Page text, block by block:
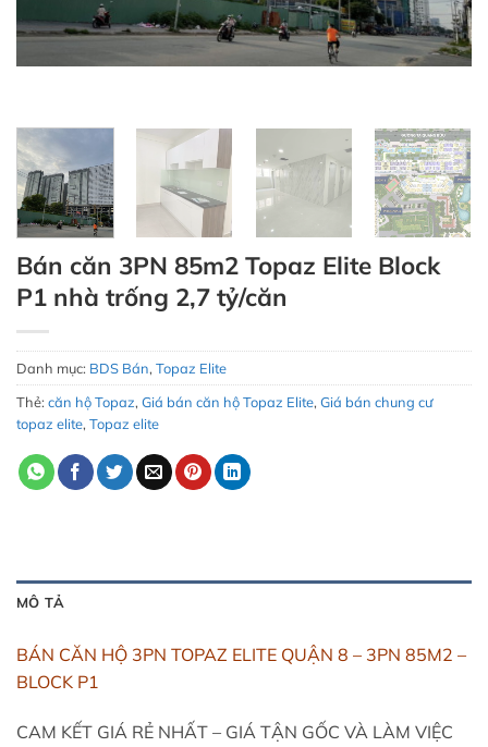
Bán căn 3PN 85m2 Topaz Elite Block
P1 nhà trống 2,7 tỷ/căn
Danh mục: BDS Bán, Topaz Elite
Thẻ: căn hộ Topaz, Giá bán căn hộ Topaz Elite, Giá bán chung cư
topaz elite, Topaz elite
MÔ TẢ
BÁN CĂN HỘ 3PN TOPAZ ELITE QUẬN 8 – 3PN 85M2 –
BLOCK P1
CAM KẾT GIÁ RẺ NHẤT – GIÁ TẬN GỐC VÀ LÀM VIỆC